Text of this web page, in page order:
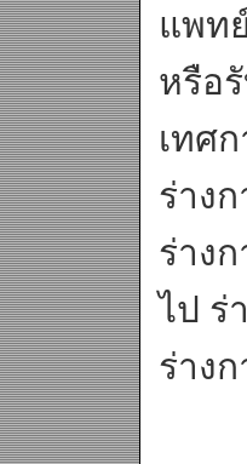
แพท
หรือ
เทศ
ร่าง
ร่าง
ไป ร่
ร่าง
น.พ